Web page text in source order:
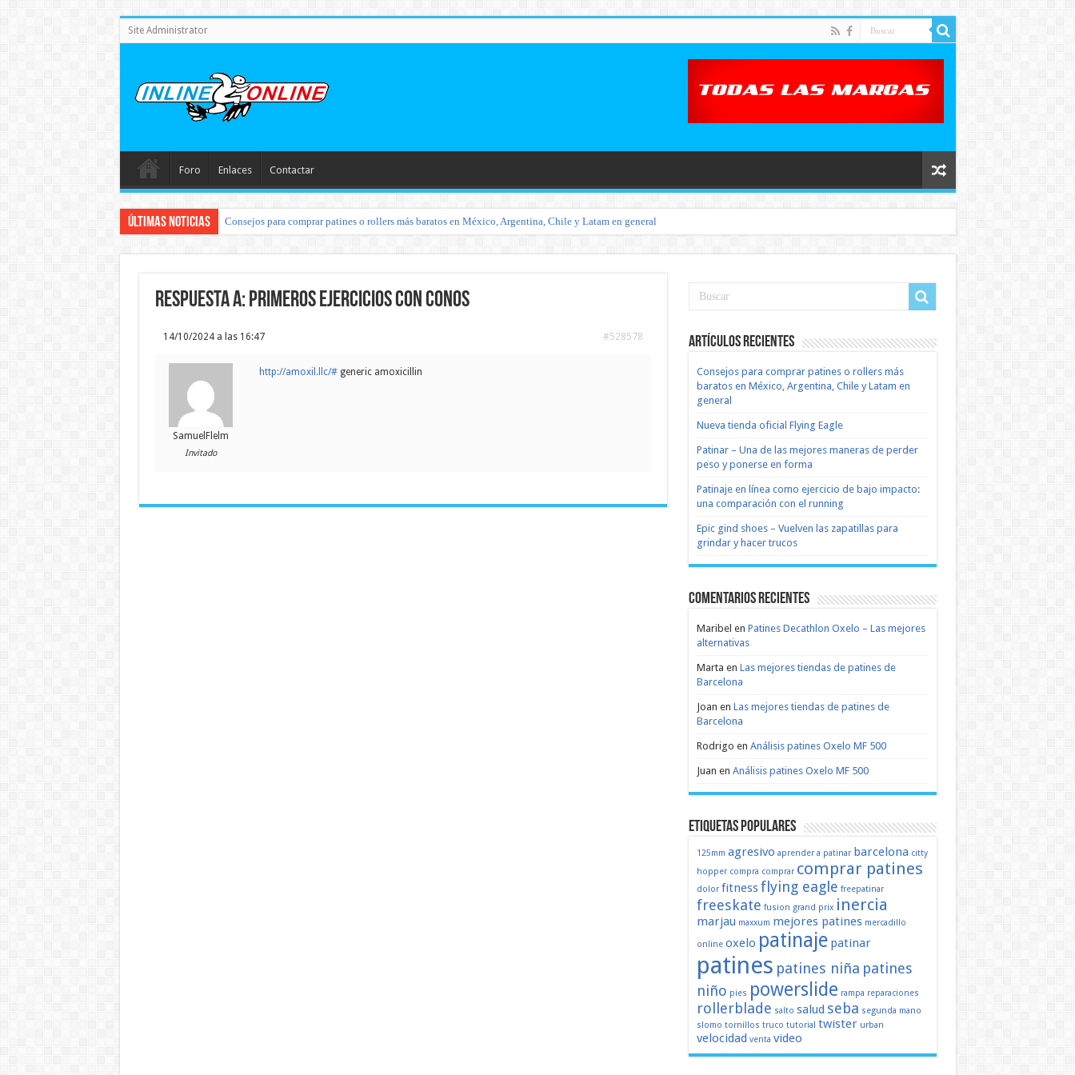
Site Administrator
Foro Enlaces Contactar
Últimas noticias Consejos para comprar patines o rollers más baratos en México, Argentina, Chile y Latam en general
Respuesta a: Primeros ejercicios con conos
14/10/2024 a las 16:47 #528578
SamuelFlelm
Invitado
http://amoxil.llc/#generic amoxicillin
Artículos recientes
Consejos para comprar patines o rollers más
baratos en México, Argentina, Chile y Latam en
general
Nueva tienda oficial Flying Eagle
Patinar – Una de las mejores maneras de perder
peso y ponerse en forma
Patinaje en línea como ejercicio de bajo impacto:
una comparación con el running
Epic gind shoes – Vuelven las zapatillas para
grindar y hacer trucos
Comentarios recientes
Maribel en Patines Decathlon Oxelo – Las mejores
alternativas
Marta en Las mejores tiendas de patines de
Barcelona
Joan en Las mejores tiendas de patines de
Barcelona
Rodrigo en Análisis patines Oxelo MF 500
Juan en Análisis patines Oxelo MF 500
Etiquetas populares
125mm agresivo aprender a patinar barcelona citty
hopper compra comprar comprar patines
dolor fitnessflying eagle freepatinar
freeskate fusion grand prix inercia
marjau maxxum mejores patines mercadillo
online oxelo patinaje patinar
patines patines niña patines
niño pies powerslide rampa reparaciones
rollerblade salto salud seba segunda mano
slomo tornillos truco tutorial twister urban
velocidad venta video